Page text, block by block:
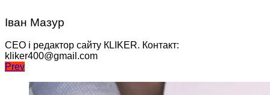
Іван Мазур
CEO і редактор сайту КLIKER. Контакт:
kliker400@gmail.com
Навігація
записів
Prev